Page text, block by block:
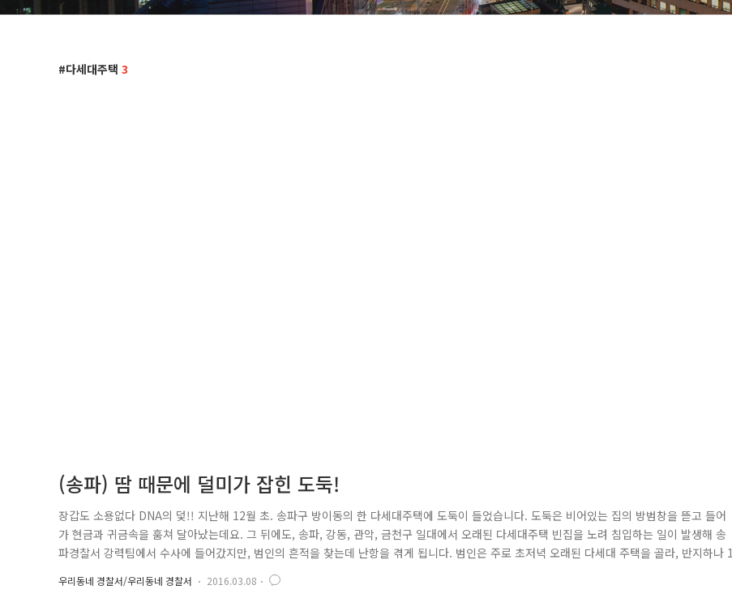
다세대주택 3
(송파) 땀 때문에 덜미가 잡힌 도둑!
장갑도 소용없다 DNA의 덫!! 지난해 12월 초. 송파구 방이동의 한 다세대주택에 도둑이 들었습니다. 도둑은 비어있는 집의 방범창을 뜯고 들어
가 현금과 귀금속을 훔쳐 달아났는데요. 그 뒤에도, 송파, 강동, 관악, 금천구 일대에서 오래된 다세대주택 빈집을 노려 침입하는 일이 발생해 송
파경찰서 강력팀에서 수사에 들어갔지만, 범인의 흔적을 찾는데 난항을 겪게 됩니다. 범인은 주로 초저녁 오래된 다세대 주택을 골라, 반지하나 1
층 빈집의 방범 창살을 공구로 뜯어내 침입하는 수법을 썼는데요. 늘 장갑을 끼고 범행을 한 덕분에(!) 현장에는 지문을 남기지 않았고, 설상가상
으로 폐쇄회로(CCTV)에 남찍힌 모습도 희미해 추적이 쉽지 않았습니다. 무려 16곳에 침입하여 2,000여만원 상당의 현금과 물품을 훔쳐 달..
우리동네 경찰서/우리동네 경찰서 2016.03.08